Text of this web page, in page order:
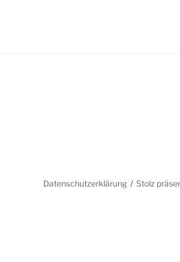
Datenschutzerklärung Stolz